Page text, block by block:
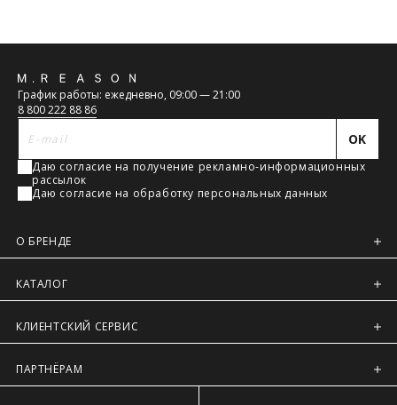
Обратная
связь
График работы: ежедневно, 09:00 — 21:00
8 800 222 88 86
OK
Даю согласие на получение рекламно-информационных
рассылок
Даю согласие на обработку персональных данных
О БРЕНДЕ
КАТАЛОГ
КЛИЕНТСКИЙ СЕРВИС
ПАРТНЁРАМ